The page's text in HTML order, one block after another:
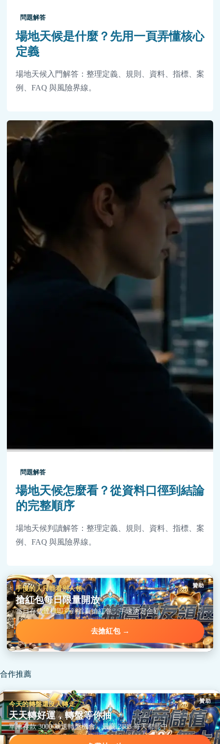
問題解答
場地天候是什麼？先用一頁弄懂核心
定義
場地天候入門解答：整理定義、規則、資料、指標、案
例、FAQ 與風險界線。
問題解答
場地天候怎麼看？從資料口徑到結論
的完整順序
場地天候判讀解答：整理定義、規則、資料、指標、案
例、FAQ 與風險界線。
贊助
手慢的人只能看別人領
搶紅包每日限量開放
當日存款達標即可到首頁搶紅包，手速決定金額。
去搶紅包 →
合作推薦
贊助
今天的轉盤還沒人轉走
天天轉好運，轉盤等你抽
單筆存款 3000 就送轉盤機會，最高 2888 每天都能中。